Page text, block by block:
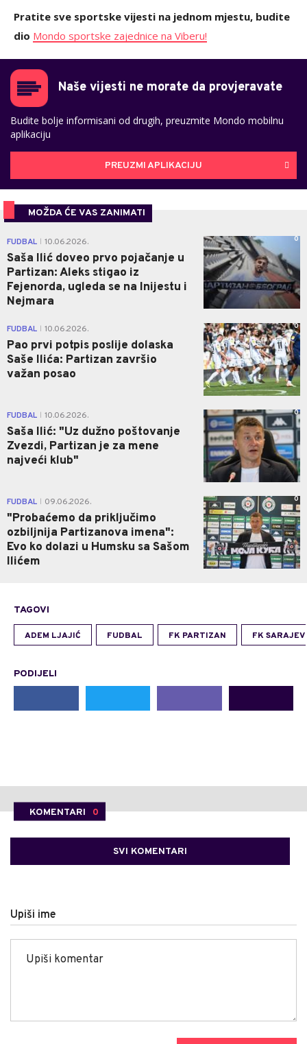
Pratite sve sportske vijesti na jednom mjestu, budite
dio Mondo sportske zajednice na Viberu!
Naše vijesti ne morate da provjeravate
Budite bolje informisani od drugih, preuzmite Mondo mobilnu
aplikaciju
PREUZMI APLIKACIJU
MOŽDA ĆE VAS ZANIMATI
FUDBAL 10.06.2026.
Saša Ilić doveo prvo pojačanje u
Partizan: Aleks stigao iz
Fejenorda, ugleda se na Inijestu i
Nejmara
0
FUDBAL 10.06.2026.
Pao prvi potpis poslije dolaska
Saše Ilića: Partizan završio
važan posao
0
FUDBAL 10.06.2026.
Saša Ilić: "Uz dužno poštovanje
Zvezdi, Partizan je za mene
najveći klub"
0
FUDBAL 09.06.2026.
"Probaćemo da priključimo
ozbiljnija Partizanova imena":
Evo ko dolazi u Humsku sa Sašom
Ilićem
0
TAGOVI
ADEM LJAJIĆ FUDBAL FK PARTIZAN FK
PODIJELI
KOMENTARI 0
SVI KOMENTARI
Upiši ime